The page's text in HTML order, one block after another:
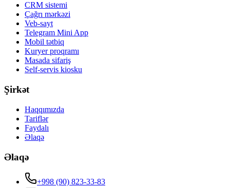
CRM sistemi
Çağrı mərkəzi
Veb-sayt
Telegram Mini App
Mobil tətbiq
Kuryer proqramı
Masada sifariş
Self-servis kiosku
Şirkət
Haqqımızda
Tariflər
Faydalı
Əlaqə
Əlaqə
+998 (90) 823-33-83